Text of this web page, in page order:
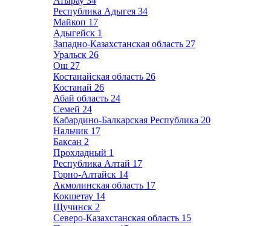
Республика Адыгея 34
Майкоп 17
Адыгейск 1
Западно-Казахстанская область 27
Уральск 26
Ош 27
Костанайская область 26
Костанай 26
Абай область 24
Семей 24
Кабардино-Балкарская Республика 20
Нальчик 17
Баксан 2
Прохладный 1
Республика Алтай 17
Горно-Алтайск 14
Акмолинская область 17
Кокшетау 14
Щучинск 2
Северо-Казахстанская область 15